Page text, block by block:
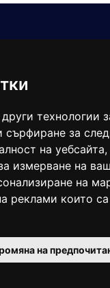
технологии
за
на уебсайта,
измерване на
на
реклами които
на
4722.